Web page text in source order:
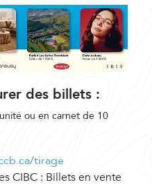
des billets :
ou en carnet de 10
tirage
CIBC : Billets en vente